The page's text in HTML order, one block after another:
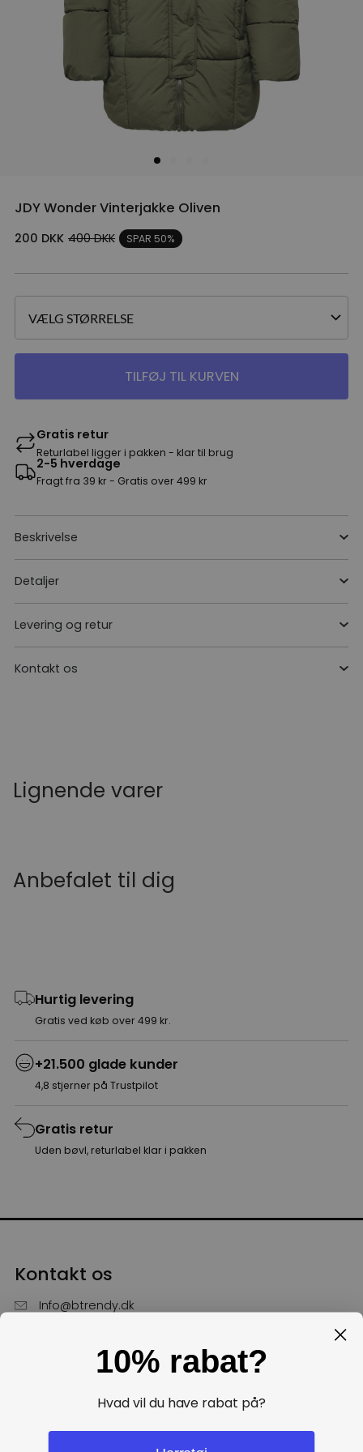
JDY Wonder Vinterjakke Oliven
200 DKK 400DKK SPAR 50%
TILFØJ TIL KURVEN
Gratis retur
Returlabel ligger i pakken - klar til brug
2-5 hverdage
Fragt fra 39 kr - Gratis over 499 kr
Beskrivelse
Detaljer
Levering og retur
Kontakt os
Lignende varer
Anbefalet til dig
Hurtig levering
Gratis ved køb over 499 kr.
+21.500 glade kunder
4,8 stjerner på Trustpilot
Gratis retur
Uden bøvl, returlabel klar i pakken
Kontakt os
Info@btrendy.dk
Hverdage fra kl. 10 - 16
10% rabat?
Hvad vil du have rabat på?